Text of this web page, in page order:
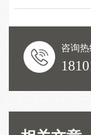
咨询热